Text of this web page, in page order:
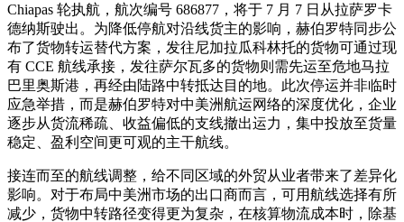
Chiapas 轮执航，航次编号 686877，将于 7 月 7 日从拉萨罗卡
德纳斯驶出。为降低停航对沿线货主的影响，赫伯罗特同步公
布了货物转运替代方案，发往尼加拉瓜科林托的货物可通过现
有 CCE 航线承接，发往萨尔瓦多的货物则需先运至危地马拉
巴里奥斯港，再经由陆路中转抵达目的地。此次停运并非临时
应急举措，而是赫伯罗特对中美洲航运网络的深度优化，企业
逐步从货流稀疏、收益偏低的支线撤出运力，集中投放至货量
稳定、盈利空间更可观的主干航线。
接连而至的航线调整，给不同区域的外贸从业者带来了差异化
影响。对于布局中美洲市场的出口商而言，可用航线选择有所
减少，货物中转路径变得更为复杂，在核算物流成本时，除基